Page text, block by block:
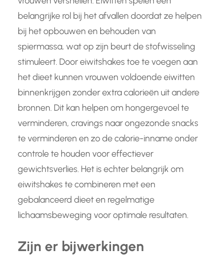
belangrijke rol bij het afvallen doordat ze helpen
bij het opbouwen en behouden van
spiermassa, wat op zijn beurt de stofwisseling
stimuleert. Door eiwitshakes toe te voegen aan
het dieet kunnen vrouwen voldoende eiwitten
binnenkrijgen zonder extra calorieën uit andere
bronnen. Dit kan helpen om hongergevoel te
verminderen, cravings naar ongezonde snacks
te verminderen en zo de calorie-inname onder
controle te houden voor effectiever
gewichtsverlies. Het is echter belangrijk om
eiwitshakes te combineren met een
gebalanceerd dieet en regelmatige
lichaamsbeweging voor optimale resultaten.
Zijn er bijwerkingen